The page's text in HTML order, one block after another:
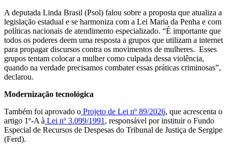
A deputada Linda Brasil (Psol) falou sobre a proposta que atualiza a
legislação estadual e se harmoniza com a Lei Maria da Penha e com
políticas nacionais de atendimento especializado. “É importante que
todos os poderes deem uma resposta a grupos que utilizam a internet
para propagar discursos contra os movimentos de mulheres. Esses
grupos tentam colocar a mulher como culpada dessa violência,
quando na verdade precisamos combater essas práticas criminosas”,
declarou.
Modernização tecnológica
Também foi aprovado o Projeto de Lei nº 89/2026, que acrescenta o
artigo 1º-A à Lei nº 3.099/1991 , responsável por instituir o Fundo
Especial de Recursos de Despesas do Tribunal de Justiça de Sergipe
(Ferd).